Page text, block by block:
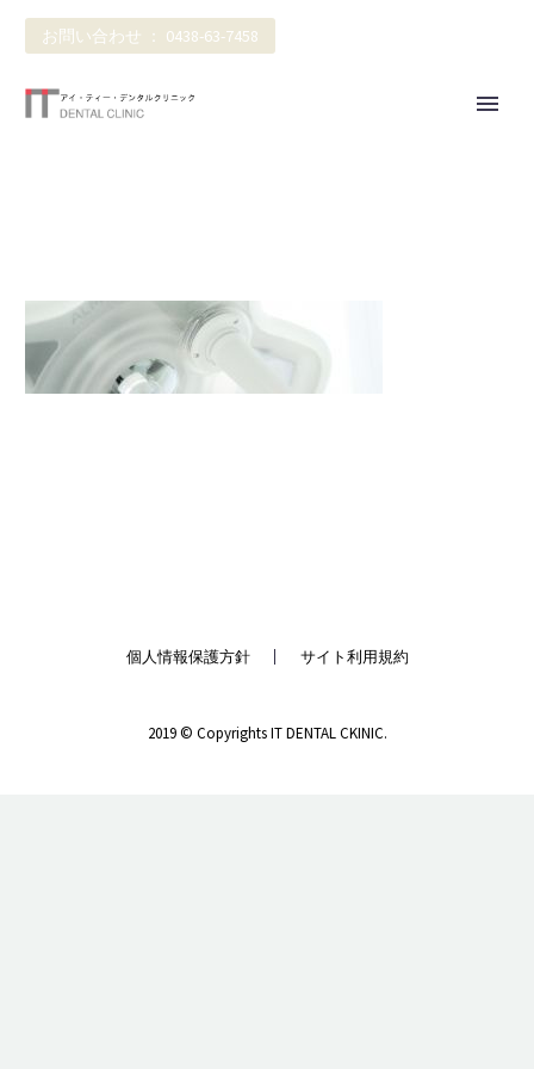
お問い合わせ ： 0438-63-7458
個人情報保護方針 サイト利用規約
2019 © Copyrights IT DENTAL CKINIC.